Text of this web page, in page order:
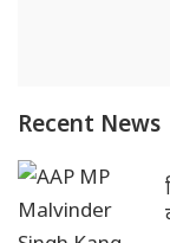
Recent News